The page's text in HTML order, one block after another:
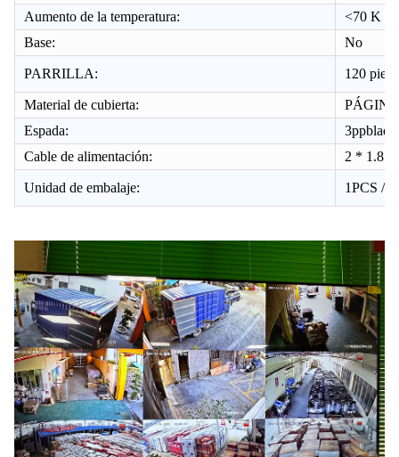
Aumento de la temperatura:
<70 K
Base:
No
PARRILLA: 120
Material de cubierta:
Espada:
Cable de alimentación:
2 * 1.8 *
Unidad de embalaje: 1PCS /